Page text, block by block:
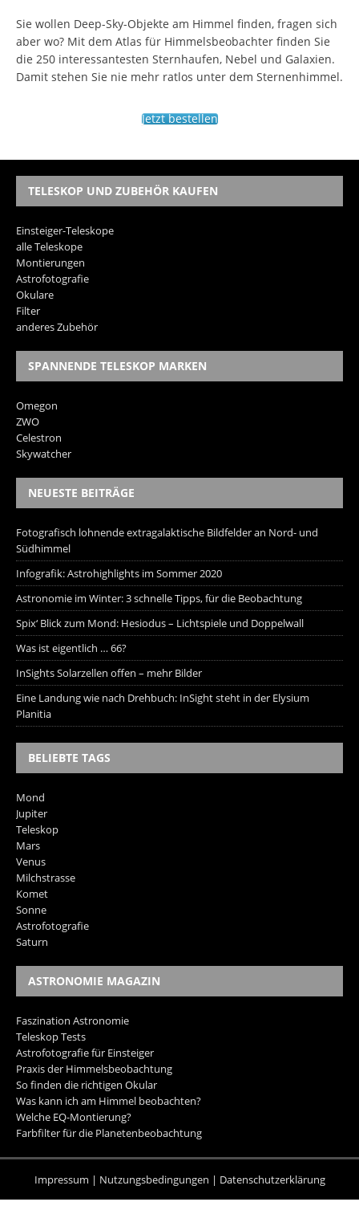
Sie wollen Deep-Sky-Objekte am Himmel finden, fragen sich
aber wo? Mit dem Atlas für Himmelsbeobachter finden Sie
die 250 interessantesten Sternhaufen, Nebel und Galaxien.
Damit stehen Sie nie mehr ratlos unter dem Sternenhimmel.
Jetzt bestellen
TELESKOP UND ZUBEHÖR KAUFEN
Einsteiger-Teleskope
alle Teleskope
Montierungen
Astrofotografie
Okulare
Filter
anderes Zubehör
SPANNENDE TELESKOP MARKEN
Omegon
ZWO
Celestron
Skywatcher
NEUESTE BEITRÄGE
Fotografisch lohnende extragalaktische Bildfelder an Nord- und
Südhimmel
Infografik: Astrohighlights im Sommer 2020
Astronomie im Winter: 3 schnelle Tipps, für die Beobachtung
Spix‘ Blick zum Mond: Hesiodus – Lichtspiele und Doppelwall
Was ist eigentlich … 66?
InSights Solarzellen offen – mehr Bilder
Eine Landung wie nach Drehbuch: InSight steht in der Elysium
Planitia
BELIEBTE TAGS
Mond
Jupiter
Teleskop
Mars
Venus
Milchstrasse
Komet
Sonne
Astrofotografie
Saturn
ASTRONOMIE MAGAZIN
Faszination Astronomie
Teleskop Tests
Astrofotografie für Einsteiger
Praxis der Himmelsbeobachtung
So finden die richtigen Okular
Was kann ich am Himmel beobachten?
Welche EQ-Montierung?
Farbfilter für die Planetenbeobachtung
Impressum | Nutzungsbedingungen | Datenschutzerklärung